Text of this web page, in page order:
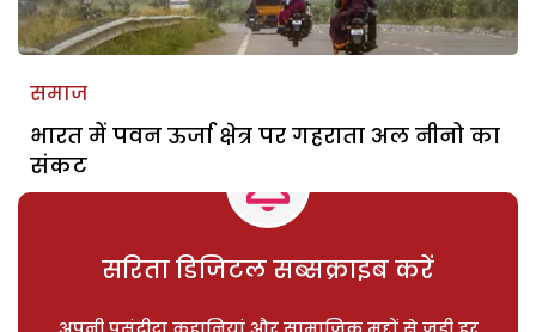
समाज
भारत में पवन ऊर्जा क्षेत्र पर गहराता अल नीनो का
संकट
सरिता डिजिटल सब्सक्राइब करें